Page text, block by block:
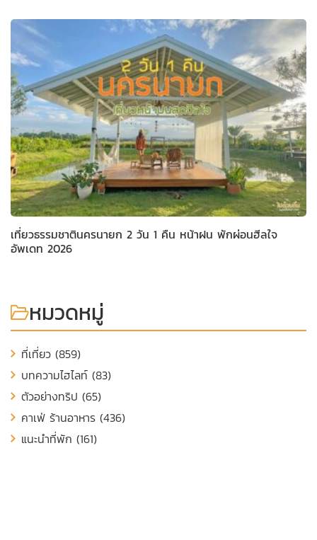
เที่ยวธรรมชาตินครนายก 2 วัน 1 คืน หน้าฝน พักผ่อนฮีลใจ
อัพเดท 2026
หมวดหมู่
ที่เที่ยว (859)
บทความไฮไลท์ (83)
ตัวอย่างทริป (65)
คาเฟ่ ร้านอาหาร (436)
แนะนำที่พัก (161)